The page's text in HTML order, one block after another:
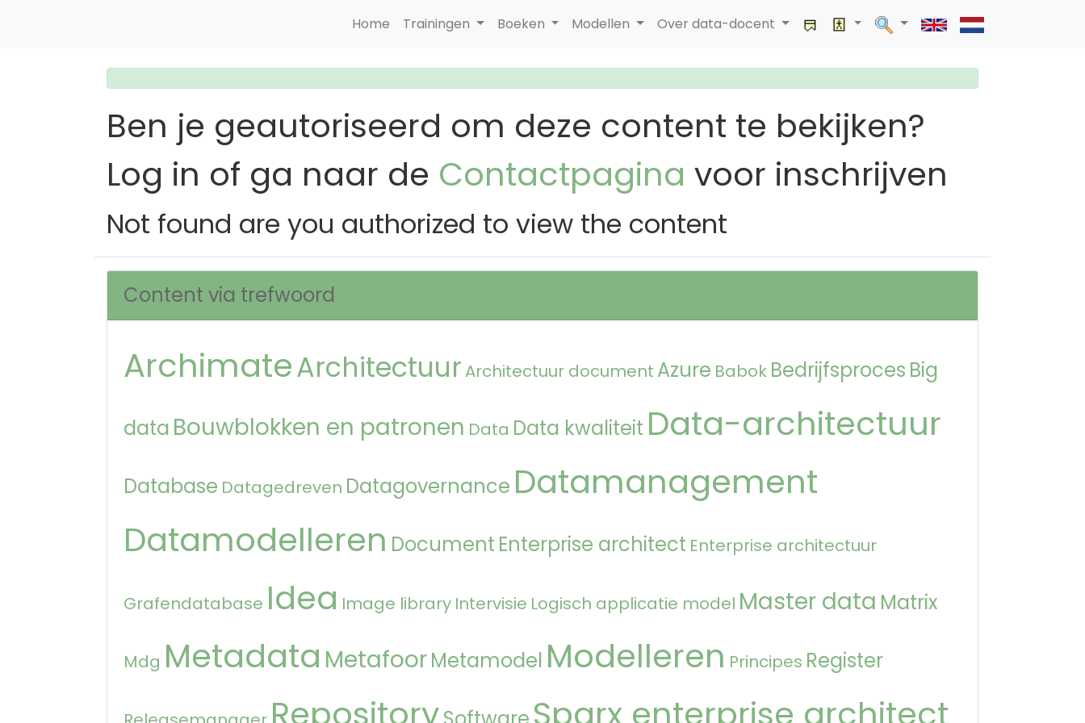
Home Trainingen Boeken Modellen Over data-docent
Ben je geautoriseerd om deze content te bekijken?
Log in of ga naar de Contactpagina voor inschrijven
Not found are you authorized to view the content
Content via trefwoord
ArchimateArchitectuur Architectuur document Azure Babok Bedrijfsproces Big
data Bouwblokken en patronen Data Data kwaliteit Data-architectuur
Database Datagedreven Datagovernance Datamanagement
Datamodelleren Document Enterprise architect Enterprise architectuur
Grafendatabase Idea Image library Intervisie Logisch applicatie model Master data Matrix
Mdg Metadata MetafoorMetamodel Modelleren Principes Register